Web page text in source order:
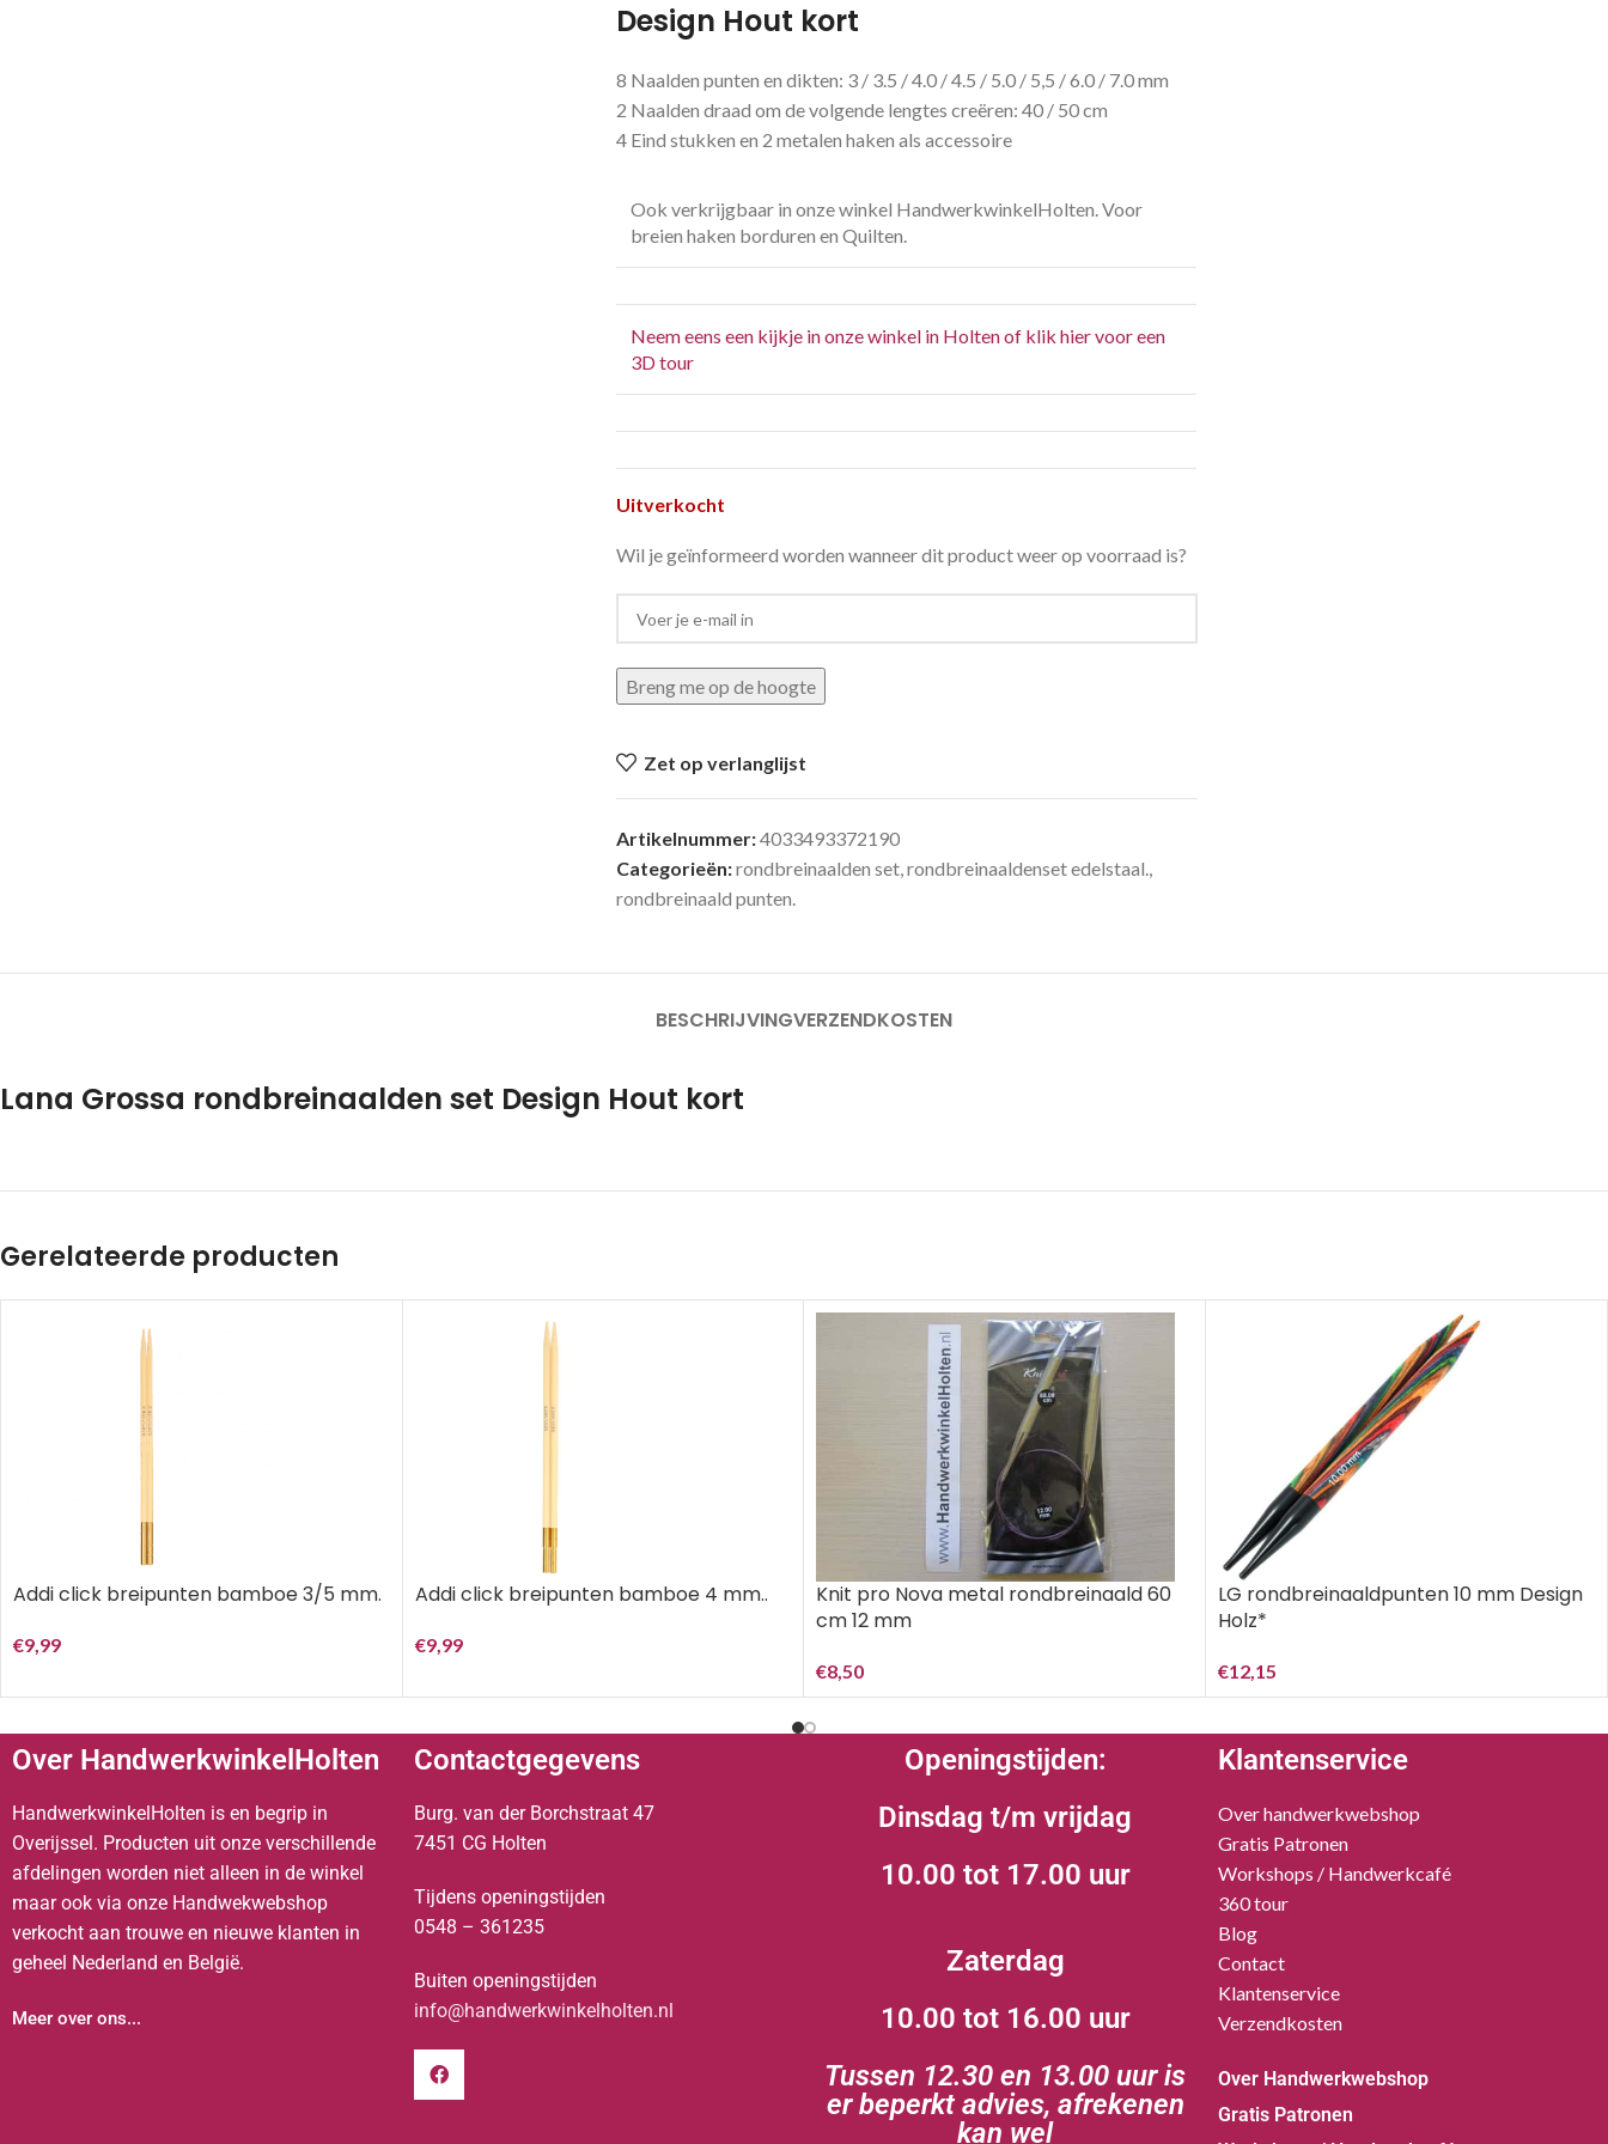
Design Hout kort
8 Naalden punten en dikten: 3 / 3.5 / 4.0 / 4.5 / 5.0 / 5,5 / 6.0 / 7.0 mm
2 Naalden draad om de volgende lengtes creëren: 40 / 50 cm
4 Eind stukken en 2 metalen haken als accessoire
Ook verkrijgbaar in onze winkel HandwerkwinkelHolten. Voor
breien haken borduren en Quilten.
Neem eens een kijkje in onze winkel in Holten of klik hier voor een
3D tour
Uitverkocht
Wil je geïnformeerd worden wanneer dit product weer op voorraad is?
Breng me op de hoogte
Zet op verlanglijst
Artikelnummer:4033493372190
Categorieën:rondbreinaalden set,rondbreinaaldenset edelstaal.,
rondbreinaald punten.
BESCHRIJVINGVERZENDKOSTEN
Lana Grossa rondbreinaalden set Design Hout kort
Gerelateerde producten
Addi click breipunten bamboe 3/5 mm.
€9,99
Addi click breipunten bamboe 4 mm..
€9,99
Knit pro Nova metal rondbreinaald 60
cm 12 mm
€8,50
LG rondbreinaaldpunten 10 mm Design
Holz*
€12,15
Over HandwerkwinkelHolten
HandwerkwinkelHolten is en begrip in
Overijssel. Producten uit onze verschillende
afdelingen worden niet alleen in de winkel
maar ook via onze Handwekwebshop
verkocht aan trouwe en nieuwe klanten in
geheel Nederland en België.
Meer over ons...
Contactgegevens
Burg. van der Borchstraat 47
7451 CG Holten
Tijdens openingstijden
0548 – 361235
Buiten openingstijden
info@handwerkwinkelholten.nl
Openingstijden:
Dinsdag t/m vrijdag
10.00 tot 17.00 uur
Zaterdag
10.00 tot 16.00 uur
Tussen 12.30 en 13.00 uur is
er beperkt advies, afrekenen
kan wel
Klantenservice
Over handwerkwebshop
Gratis Patronen
Workshops / Handwerkcafé
360 tour
Blog
Contact
Klantenservice
Verzendkosten
Over Handwerkwebshop
Gratis Patronen